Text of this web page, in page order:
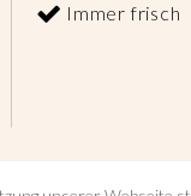
Immer frisch